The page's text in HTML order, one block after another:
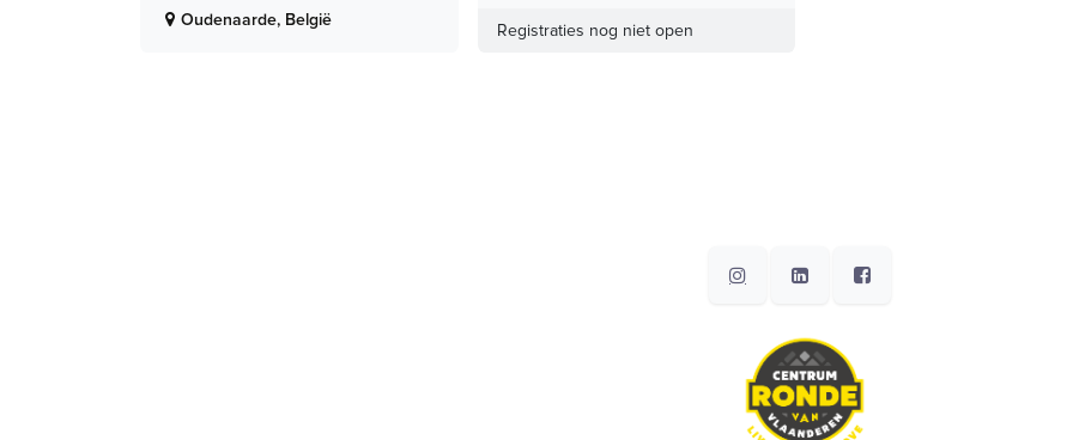
Oudenaarde, België Registraties nog niet open